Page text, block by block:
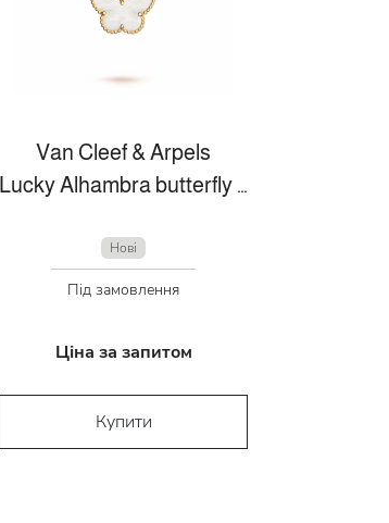
Van Cleef & Arpels
Lucky Alhambra butterfly pendant
Нові
Під замовлення
Ціна за запитом
Купити